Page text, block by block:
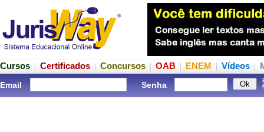
Cursos Certificados Concursos OAB ENEM Vídeos
Email Senha